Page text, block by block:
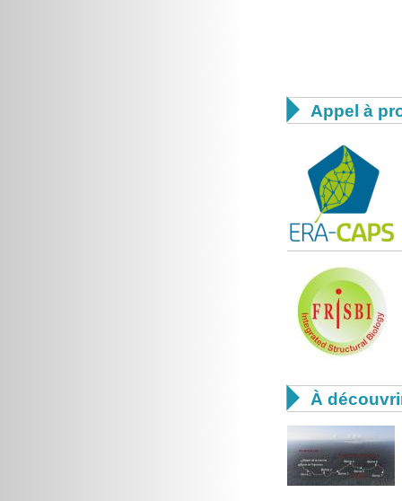
 Appel à
 À